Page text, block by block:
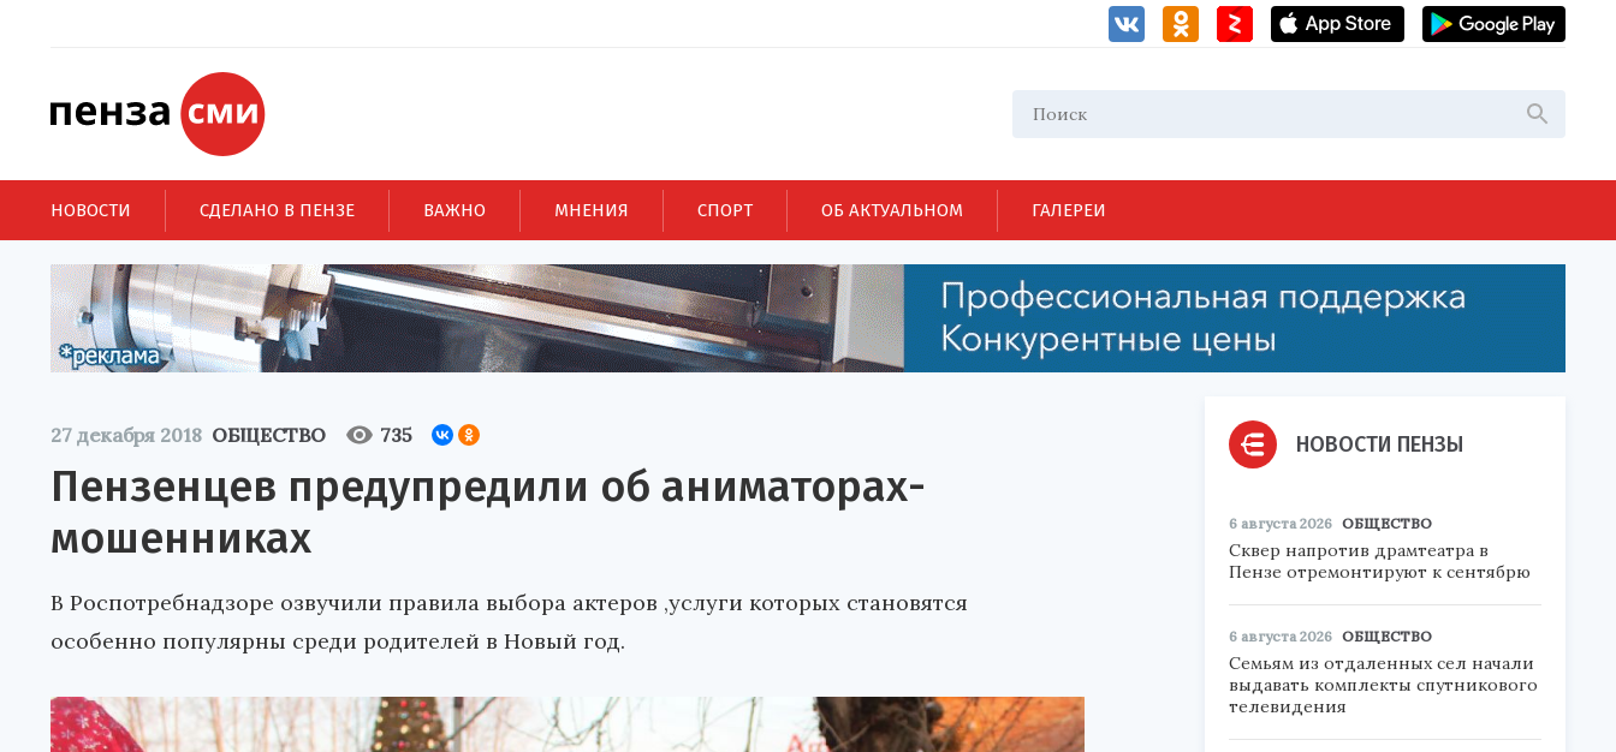
НОВОСТИ СДЕЛАНО В ПЕНЗЕ ВАЖНО МНЕНИЯ СПОРТ ОБ АКТУАЛЬНОМ ГАЛЕРЕИ
27 декабря 2018 ОБЩЕСТВО 735
Пензенцев предупредили об аниматорах-
мошенниках
В Роспотребнадзоре озвучили правила выбора актеров ,услуги которых становятся
особенно популярны среди родителей в Новый год.
НОВОСТИ ПЕНЗЫ
6 августа 2026 ОБЩЕСТВО
Сквер напротив драмтеатра в
Пензе отремонтируют к сентябрю
6 августа 2026 ОБЩЕСТВО
Семьям из отдаленных сел начали
выдавать комплекты спутникового
телевидения